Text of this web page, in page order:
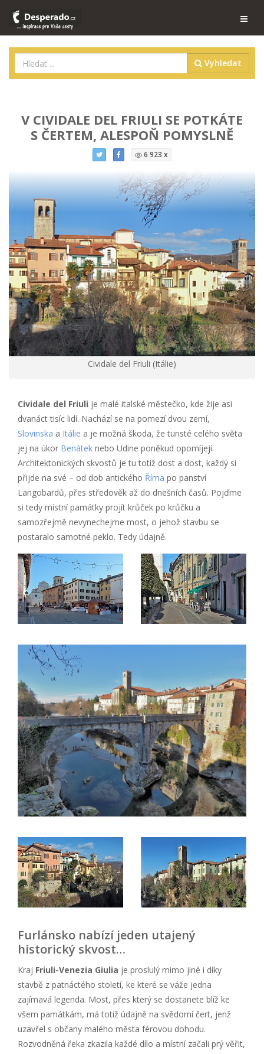
Vyhledat
V CIVIDALE DEL FRIULI SE POTKÁTE
S ČERTEM, ALESPOŇ POMYSLNĚ
6 923 x
Cividale del Friuli (Itálie)
Cividale del Friuli je malé italské městečko, kde žije asi
dvanáct tisíc lidí. Nachází se na pomezí dvou zemí,
Slovinska a Itálie a je možná škoda, že turisté celého světa
jej na úkor Benátek nebo Udine poněkud opomíjejí.
Architektonických skvostů je tu totiž dost a dost, každý si
přijde na své – od dob antického Říma po panství
Langobardů, přes středověk až do dnešních časů. Pojďme
si tedy místní památky projít krůček po krůčku a
samozřejmě nevynechejme most, o jehož stavbu se
postaralo samotné peklo. Tedy údajně.
Furlánsko nabízí jeden utajený
historický skvost…
Kraj Friuli-Venezia Giulia je proslulý mimo jiné i díky
stavbě z patnáctého století, ke které se váže jedna
zajímavá legenda. Most, přes který se dostanete blíž ke
všem památkám, má totiž údajně na svědomí čert, jenž
uzavřel s občany malého města férovou dohodu.
Rozvodněná řeka zkazila každé dílo a místní začali prý věřit,